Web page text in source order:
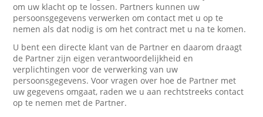
om uw klacht op te lossen. Partners kunnen uw
persoonsgegevens verwerken om contact met u op te
nemen als dat nodig is om het contract met u na te komen.
U bent een directe klant van de Partner en daarom draagt
de Partner zijn eigen verantwoordelijkheid en
verplichtingen voor de verwerking van uw
persoonsgegevens. Voor vragen over hoe de Partner met
uw gegevens omgaat, raden we u aan rechtstreeks contact
op te nemen met de Partner.